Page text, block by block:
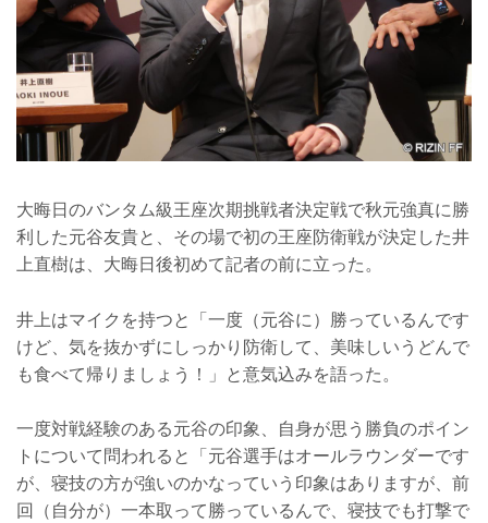
大晦日のバンタム級王座次期挑戦者決定戦で秋元強真に勝
利した元谷友貴と、その場で初の王座防衛戦が決定した井
上直樹は、大晦日後初めて記者の前に立った。
井上はマイクを持つと「一度（元谷に）勝っているんです
けど、気を抜かずにしっかり防衛して、美味しいうどんで
も食べて帰りましょう！」と意気込みを語った。
一度対戦経験のある元谷の印象、自身が思う勝負のポイン
トについて問われると「元谷選手はオールラウンダーです
が、寝技の方が強いのかなっていう印象はありますが、前
回（自分が）一本取って勝っているんで、寝技でも打撃で